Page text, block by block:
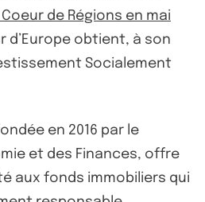
de Régions en mai
d’Europe obtient, à son
Socialement
en 2016 par le
et des Finances, offre
aux fonds immobiliers qui